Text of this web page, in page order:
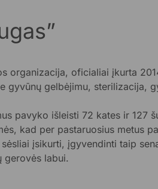
organizacija, oficialiai įkurta
gyvūnų gelbėjimu, sterilizacija,
pavyko išleisti 72 kates ir 127
kad per pastaruosius metus
įsikurti, įgyvendinti taip
gerovės labui.